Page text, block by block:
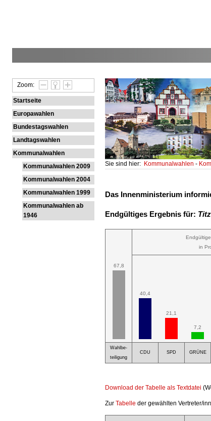
Zoom:
Startseite
Europawahlen
Bundestagswahlen
Landtagswahlen
Kommunalwahlen
Kommunalwahlen 2009
Kommunalwahlen 2004
Kommunalwahlen 1999
Kommunalwahlen ab
1946
Sie sind hier: Kommunalwahlen-
Das Innenministerium
Endgültiges Ergebnis für: Titz
67,8
in
40,4
21,1
7,2
Wahlbe-
teiligung
CDU SPD GRÜNE
Download der Tabelle als Textdatei
ZurTabelle der gewählten Vertreter/